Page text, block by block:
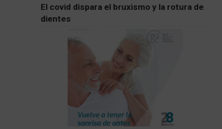
El covid dispara el bruxismo y la rotura de
dientes